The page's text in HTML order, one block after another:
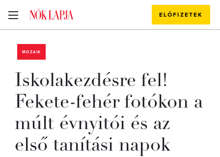
ELŐFIZETEK
MOZAIK
Iskolakezdésre fel!
Fekete-fehér fotókon a
múlt évnyitói és az
első tanítási napok